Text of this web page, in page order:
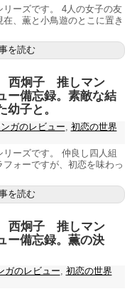
ーズです。 4人の女子の友
、薫と小鳥遊のとこに置き
を読む
西炯子 推しマン
ー備忘録。素敵な結
子と。
ガのレビュー
初恋の世界
ーズです。 仲良し四人組
ォーですが、初恋を味わっ
を読む
西炯子 推しマン
ー備忘録。薫の決
ガのレビュー
初恋の世界